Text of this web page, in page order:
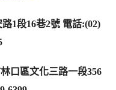
1段16巷2號 電話:(02)
口區文化三路一段356